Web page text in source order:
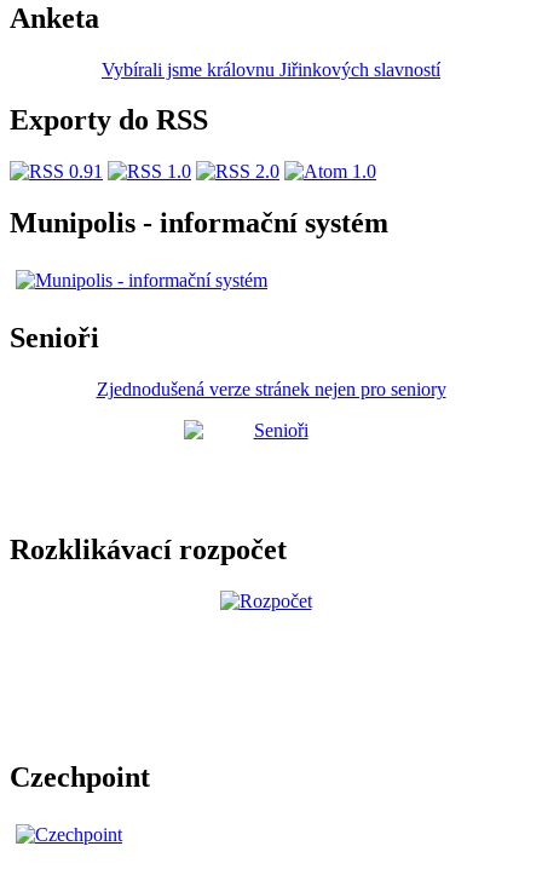
Anketa
Vybírali jsme královnu Jiřinkových slavností
Exporty do RSS
Munipolis - informační systém
Senioři
Zjednodušená verze stránek nejen pro seniory
Rozklikávací rozpočet
Czechpoint